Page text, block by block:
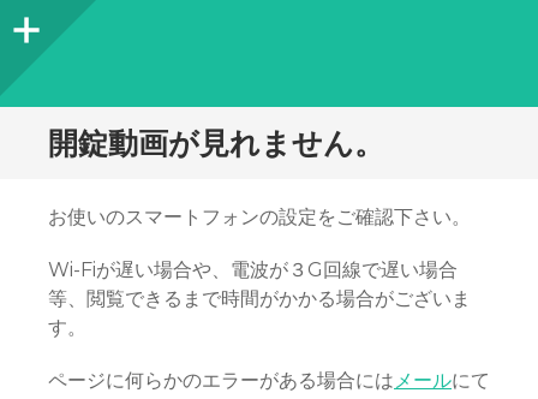
バ
ー
開錠動画が見れません。
お使いのスマートフォンの設定をご確認下さい。
Wi-Fiが遅い場合や、電波が３G回線で遅い場合
等、閲覧できるまで時間がかかる場合がございま
す。
ページに何らかのエラーがある場合にはメールにて